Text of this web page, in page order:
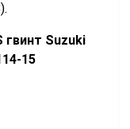
гвинт Suzuki
15